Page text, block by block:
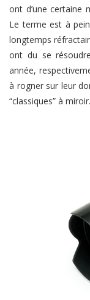
ont d’une certaine
Le terme est à
longtemps
ont du se
année,
à rogner sur leur
“classiques” à miroir.